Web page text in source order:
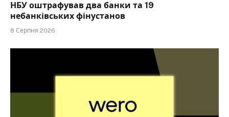
НБУ оштрафував два банки та 19
небанківських фінустанов
8 Серпня 2026